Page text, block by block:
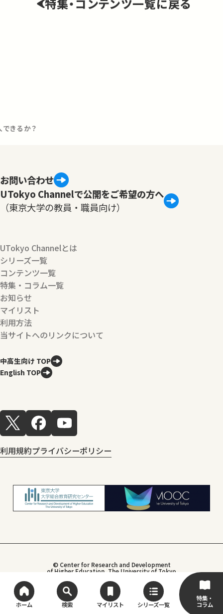
ホーム 検索 マイリスト シリーズ一覧
特集・
コラム
特集・コンテンツ一覧に戻る
きるか？
お問い合わせ
UTokyo Channelで公開をご希望の方へ
（東京大学の教員・職員向け）
UTokyo Channelとは
シリーズ一覧
コンテンツ一覧
特集・コラム一覧
お知らせ
マイリスト
利用方法
当サイトへのリンクについて
中高生向け TOP
English TOP
利用規約プライバシーポリシー
© Center for Research and Development
of Higher Education, The University of Tokyo